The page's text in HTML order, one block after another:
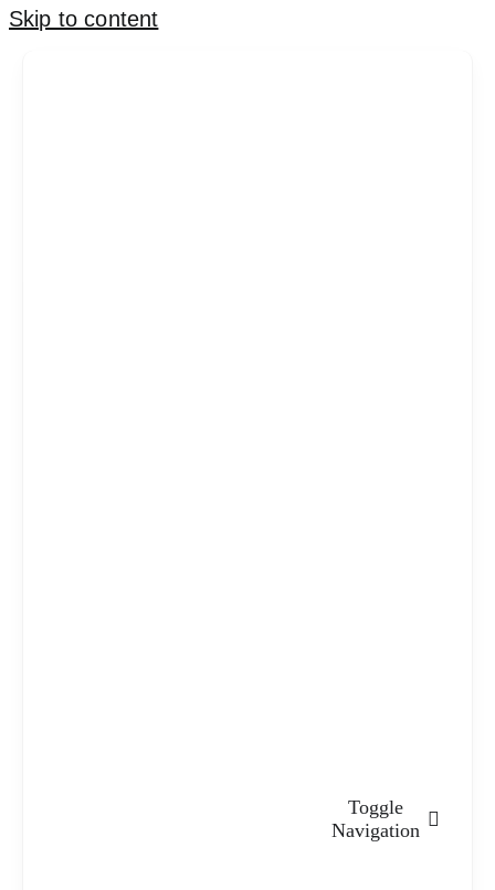
Skip to content
Toggle
Navigation